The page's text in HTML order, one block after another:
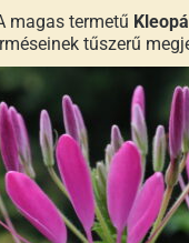
magas termetű
tűszerű